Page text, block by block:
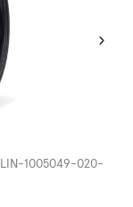
LIN-1005049-020-